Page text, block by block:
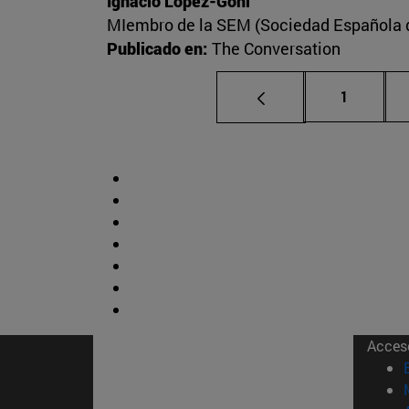
MIembro de la SEM (Sociedad
Publicado en: The Conversation
Página
1